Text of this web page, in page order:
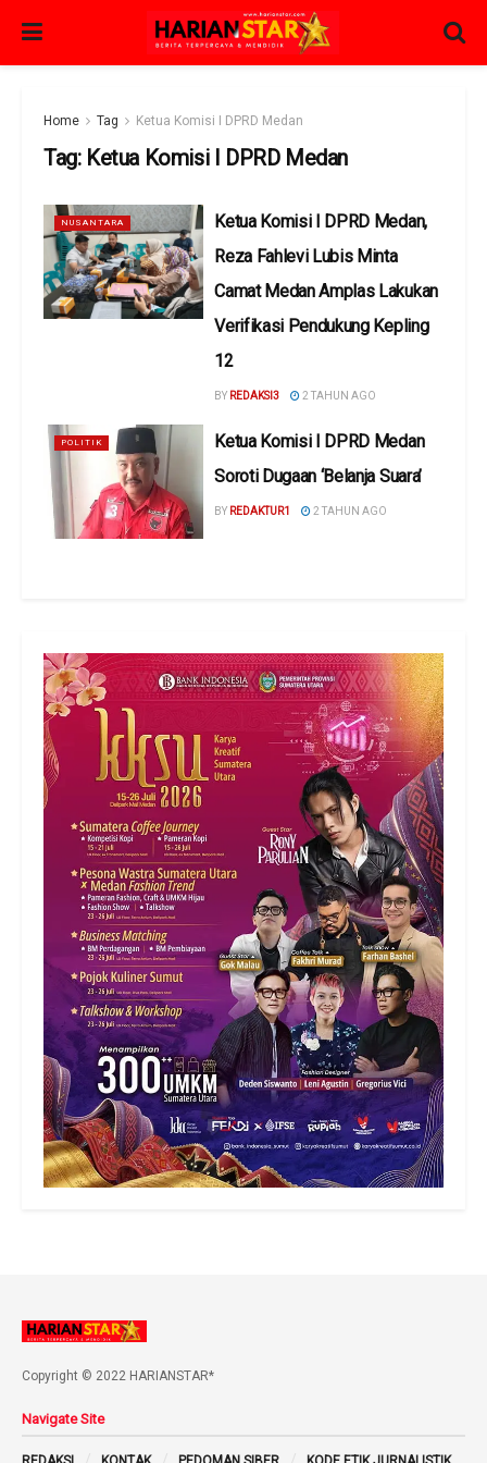
Home Tag Ketua Komisi I DPRD Medan
Tag: Ketua Komisi I DPRD Medan
NUSANTARA
Ketua Komisi I DPRD Medan,
Reza Fahlevi Lubis Minta
Camat Medan Amplas Lakukan
Verifikasi Pendukung Kepling
12
BY REDAKSI3 2 TAHUN AGO
POLITIK
Ketua Komisi I DPRD Medan
Soroti Dugaan ‘Belanja Suara’
BY REDAKTUR1 2 TAHUN AGO
Copyright © 2022 HARIANSTAR*
Navigate Site